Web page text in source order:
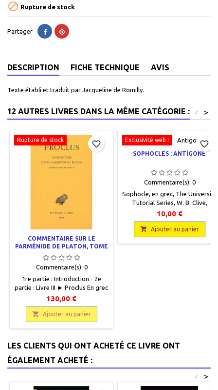
 Rupture de stock
Partager
DESCRIPTION FICHE TECHNIQUE AVIS
Texte établi et traduit par Jacqueline de Romilly.
12 AUTRES LIVRES DANS LA MÊME CATÉGORIE : >
<
Rupture de stock
COMMENTAIRE SUR LE
PARMÉNIDE DE PLATON, TOME
III
Commentaire(s): 0
1re partie : Introduction - 2e
partie : Livre III ► Proclus En grec
et en français, Collection des
Universités de France, Les Belles
Lettres, 2011, 13 x 19, CDXXVIII +
452 pages, broché. Neuf. En deux
volumes.9782251005638
130,00 €
 Ajouter au panier
favorite_border Exclusivité web !
SOPHOCLES : ANTIGONE
Commentaire(s): 0
Sophocle, en grec, The University
Tutorial Series, W. B. Clive,
University Correspondence
College Press, s. d., 12,5 x 18, X +
75 pages, reliéoccasion, Très bon
état, toilé éditeur rouge insolé,
annotations discrètes au crayon
10,00 €
 Ajouter au panier
favorite_border
LES CLIENTS QUI ONT ACHETÉ CE LIVRE ONT
ÉGALEMENT ACHETÉ :
>
<